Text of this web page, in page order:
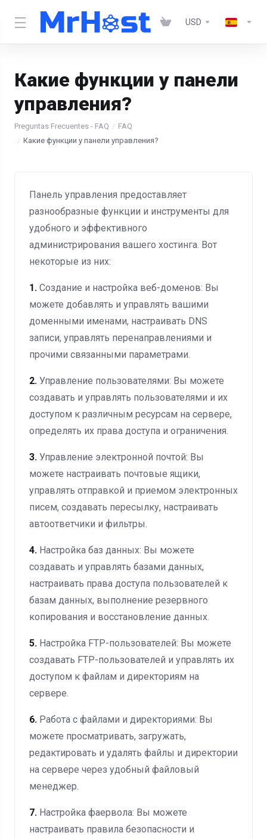
USD
Какие функции у панели
управления?
Preguntas Frecuentes - FAQ
FAQ
Какие функции у панели управления?
Панель управления предоставляет
разнообразные функции и инструменты для
удобного и эффективного
администрирования вашего хостинга. Вот
некоторые из них:
1. Создание и настройка веб-доменов: Вы
можете добавлять и управлять вашими
доменными именами, настраивать DNS
записи, управлять перенаправлениями и
прочими связанными параметрами.
2. Управление пользователями: Вы можете
создавать и управлять пользователями и их
доступом к различным ресурсам на сервере,
определять их права доступа и ограничения.
3. Управление электронной почтой: Вы
можете настраивать почтовые ящики,
управлять отправкой и приемом электронных
писем, создавать пересылку, настраивать
автоответчики и фильтры.
4. Настройка баз данных: Вы можете
создавать и управлять базами данных,
настраивать права доступа пользователей к
базам данных, выполнение резервного
копирования и восстановление данных.
5. Настройка FTP-пользователей: Вы можете
создавать FTP-пользователей и управлять их
доступом к файлам и директориям на
сервере.
6. Работа с файлами и директориями: Вы
можете просматривать, загружать,
редактировать и удалять файлы и директории
на сервере через удобный файловый
менеджер.
7. Настройка фаервола: Вы можете
настраивать правила безопасности и